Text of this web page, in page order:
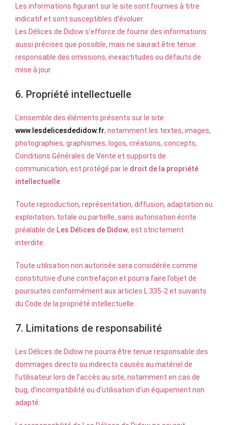
Les informations figurant sur le site sont fournies à titre
indicatif et sont susceptibles d’évoluer.
Les Délices de Didow s’efforce de fournir des informations
aussi précises que possible, mais ne saurait être tenue
responsable des omissions, inexactitudes ou défauts de
mise à jour.
6. Propriété intellectuelle
L’ensemble des éléments présents sur le site
www.lesdelicesdedidow.fr, notamment les textes, images,
photographies, graphismes, logos, créations, concepts,
Conditions Générales de Vente et supports de
communication, est protégé par le droit de la propriété
intellectuelle
Toute reproduction, représentation, diffusion, adaptation ou
exploitation, totale ou partielle, sans autorisation écrite
préalable de Les Délices de Didow, est strictement
interdite.
Toute utilisation non autorisée sera considérée comme
constitutive d’une contrefaçon et pourra faire l’objet de
poursuites conformément aux articles L.335-2 et suivants
du Code de la propriété intellectuelle.
7. Limitations de responsabilité
Les Délices de Didow ne pourra être tenue responsable des
dommages directs ou indirects causés au matériel de
l’utilisateur lors de l’accès au site, notamment en cas de
bug, d’incompatibilité ou d’utilisation d’un équipement non
adapté.